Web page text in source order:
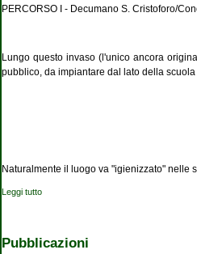
PERCORSO I - Decumano S. Cristoforo/
Lungo questo invaso (l'unico ancora
pubblico, da impiantare dal lato della
Naturalmente il luogo va "igienizzato" nelle
Leggi tutto
Pubblicazioni